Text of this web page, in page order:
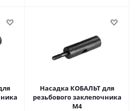
Насадка КОБАЛЬТ для
резьбового заклепочника
М4